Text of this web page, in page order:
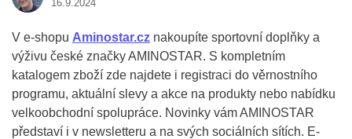
16.9.2024
V e-shopu Aminostar.cz nakoupíte sportovní doplňky a
výživu české značky AMINOSTAR. S kompletním
katalogem zboží zde najdete i registraci do věrnostního
programu, aktuální slevy a akce na produkty nebo nabídku
velkoobchodní spolupráce. Novinky vám AMINOSTAR
představí i v newsletteru a na svých sociálních sítích. E-